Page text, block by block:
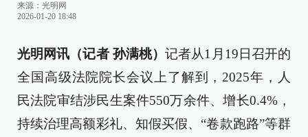
来源： 光明网
2026-01-20 18:48
光明网讯（记者 孙满桃）记者从1月19日召开的
全国高级法院院长会议上了解到，2025年，人
民法院审结涉民生案件550万余件、增长0.4%，
持续治理高额彩礼、知假买假、“卷款跑路”等群